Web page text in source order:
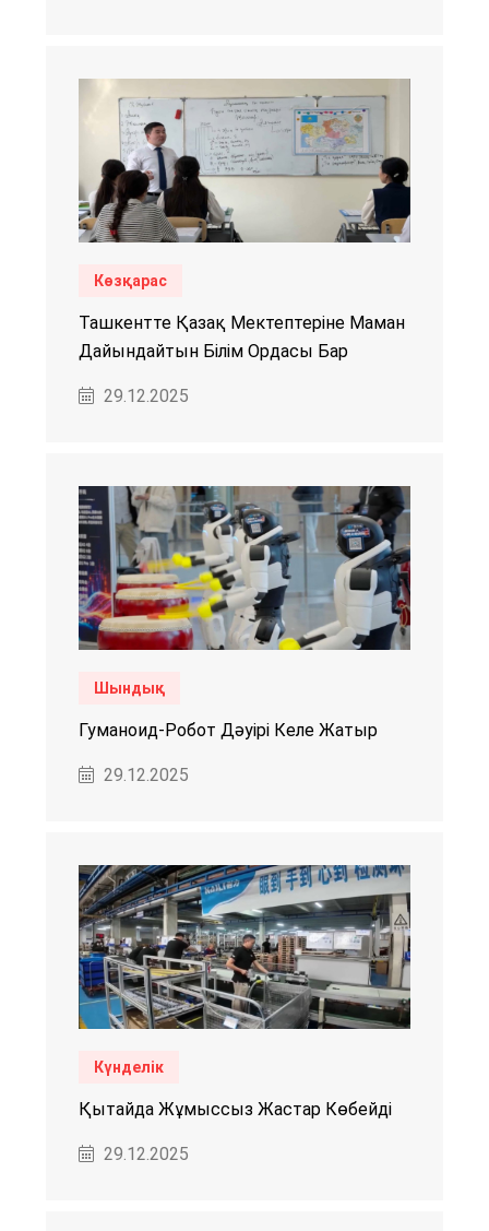
Көзқарас
Ташкентте Қазақ Мектептеріне Маман
Дайындайтын Білім Ордасы Бар
29.12.2025
Шындық
Гуманоид-Робот Дәуірі Келе Жатыр
29.12.2025
Күнделік
Қытайда Жұмыссыз Жастар Көбейді
29.12.2025